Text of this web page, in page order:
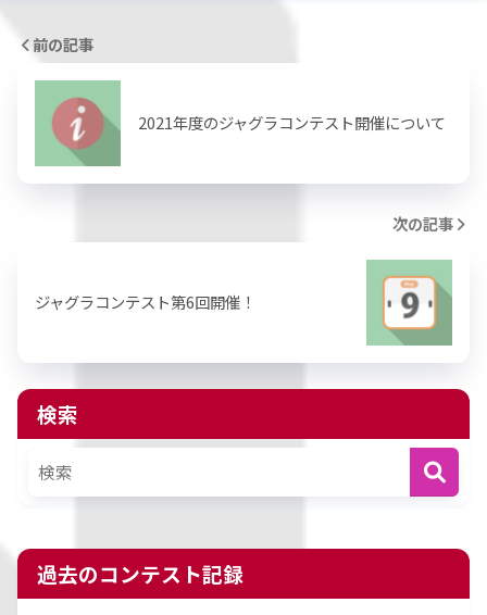
前の記事
2021年度のジャグラコンテスト開催について
次の記事
ジャグラコンテスト第6回開催！
検索
過去のコンテスト記録